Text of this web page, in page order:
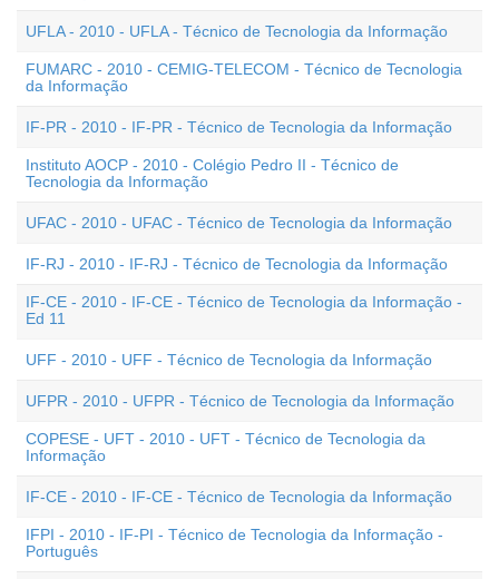
UFLA - 2010 - UFLA - Técnico de Tecnologia da Informação
FUMARC - 2010 - CEMIG-TELECOM - Técnico de Tecnologia
da Informação
IF-PR - 2010 - IF-PR - Técnico de Tecnologia da Informação
Instituto AOCP - 2010 - Colégio Pedro II - Técnico de
Tecnologia da Informação
UFAC - 2010 - UFAC - Técnico de Tecnologia da Informação
IF-RJ - 2010 - IF-RJ - Técnico de Tecnologia da Informação
IF-CE - 2010 - IF-CE - Técnico de Tecnologia da Informação -
Ed 11
UFF - 2010 - UFF - Técnico de Tecnologia da Informação
UFPR - 2010 - UFPR - Técnico de Tecnologia da Informação
COPESE - UFT - 2010 - UFT - Técnico de Tecnologia da
Informação
IF-CE - 2010 - IF-CE - Técnico de Tecnologia da Informação
IFPI - 2010 - IF-PI - Técnico de Tecnologia da Informação -
Português